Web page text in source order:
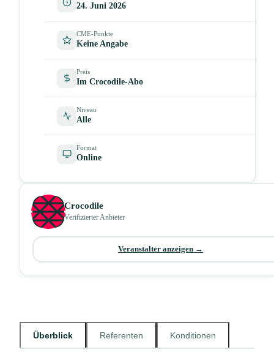
Überblick Referenten Konditionen
24. Juni 2026
CME-Punkte
Keine Angabe
Preis
Im Crocodile-Abo
Niveau
Alle
Format
Online
Crocodile
Verifizierter Anbieter
Veranstalter anzeigen →